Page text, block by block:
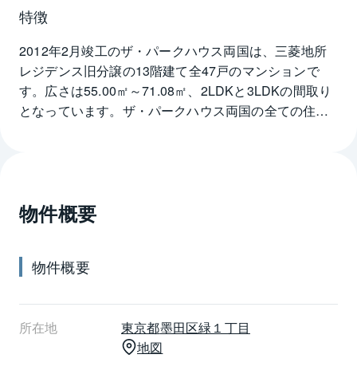
特徴
2012年2月竣工のザ・パークハウス両国は、三菱地所
レジデンス旧分譲の13階建て全47戸のマンションで
す。広さは55.00㎡～71.08㎡、2LDKと3LDKの間取り
となっています。ザ・パークハウス両国の全ての住戸
機が装備されています。各住戸にウォークインクロー
ゼットを備えているうえ、洗面室のリネン庫や三面鏡
つです。ザ・パークハウス両国は清澄通りに面してお
清澄通りをまっすぐ3分進むと最寄り駅の都営大江戸線
両国駅があります。徒歩8分の距離のJR総武本線両国
駅も利用可能です。また、屋上にスカイビューテラス
物件概要
物件概要
所在地 東京都墨田区緑１丁目
地図